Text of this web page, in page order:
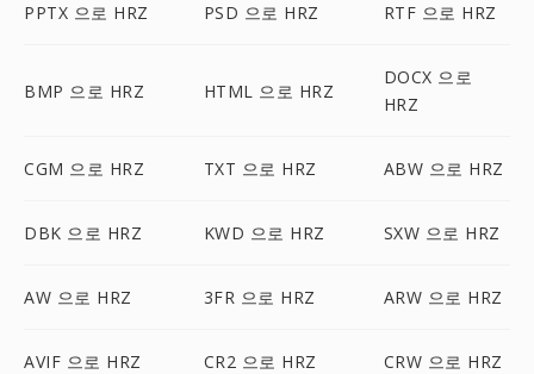
PPTX 으로 HRZ PSD 으로 HRZ RTF 으로 HRZ
BMP 으로 HRZ HTML 으로 HRZ
DOCX 으로
HRZ
CGM 으로 HRZ TXT 으로 HRZ ABW 으로 HRZ
DBK 으로 HRZ KWD 으로 HRZ SXW 으로 HRZ
AW 으로 HRZ 3FR 으로 HRZ ARW 으로 HRZ
AVIF 으로 HRZ CR2 으로 HRZ CRW 으로 HRZ